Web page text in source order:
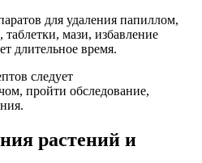
для удаления папиллом,
мази, избавление
длительное время.
следует
пройти обследование,
растений и